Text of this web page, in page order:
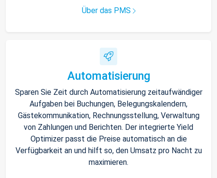
Über das PMS
Automatisierung
Sparen Sie Zeit durch Automatisierung zeitaufwändiger
Aufgaben bei Buchungen, Belegungskalendern,
Gästekommunikation, Rechnungsstellung, Verwaltung
von Zahlungen und Berichten. Der integrierte Yield
Optimizer passt die Preise automatisch an die
Verfügbarkeit an und hilft so, den Umsatz pro Nacht zu
maximieren.